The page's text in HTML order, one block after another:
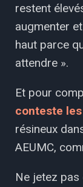
restent
augmenter
haut parce
attendre ».
Et pour
conteste
résineux
AEUMC,
Ne jetez